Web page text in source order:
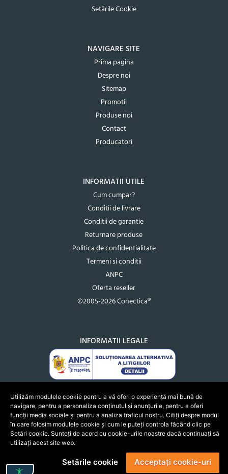
Setările Cookie
NAVIGARE SITE
Prima pagina
Despre noi
Sitemap
Promotii
Produse noi
Contact
Producatori
INFORMATII UTILE
Cum cumpar?
Conditii de livrare
Conditii de garantie
Returnare produse
Politica de confidentialitate
Termeni si conditii
ANPC
Oferta reseller
©2005-2026 Conectica®
INFORMATII LEGALE
Utilizăm modulele cookie pentru a vă oferi o experiență mai bună de
navigare, pentru a personaliza conținutul și anunțurile, pentru a oferi
funcții media sociale și pentru a analiza traficul nostru. Citiți despre modul
în care folosim modulele cookie și cum le puteți controla făcând clic pe
Setări cookie. Sunteți de acord cu cookie-urile noastre dacă continuați să
utilizați acest site web.
Setările cookie Acceptați cookie-uri